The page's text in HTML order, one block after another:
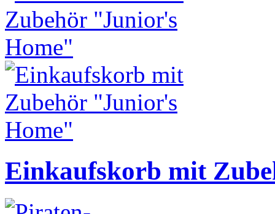
Einkaufskorb mit